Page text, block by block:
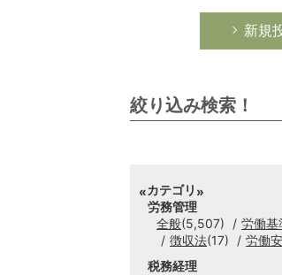
新規
絞り込み検索！
カテゴリ
労務管理
全般(5,507) 労働基
徴収法(17) 労働
税務経理